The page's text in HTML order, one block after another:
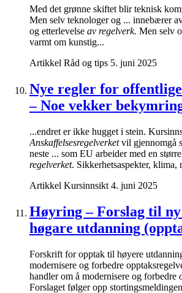
Med det grønne skiftet blir teknisk
Men selv teknologer og ... innebærer
og etterlevelse av regelverk. Men selv
varmt om kunstig...
Artikkel Råd og tips 5. juni 2025
Nye regler for
– Noe vekker
...endret er ikke hugget i stein.
Anskaffelsesregelverketvil gjennomgå
neste ... som EU arbeider med en
regelverket. Sikkerhetsaspekter,
Artikkel Kursinnsikt 4. juni 2025
Høyring – Forslag til
høgare utdanning
Forskrift for opptak til høyere
modernisere og forbedre
handler om å modernisere og forbedre
Forslaget følger opp